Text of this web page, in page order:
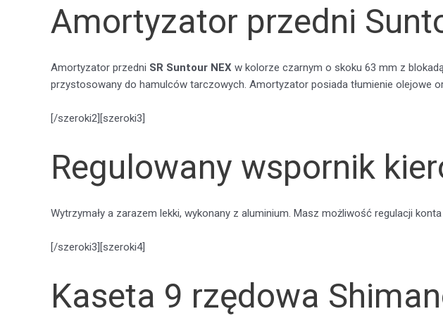
Amortyzator przedni
Amortyzator przedni SR Suntour NEX w kolorze czarnym o skoku 63 mm z
przystosowany do hamulców tarczowych. Amortyzator posiada tłumienie olejowe
[/szeroki2][szeroki3]
Regulowany wspornik
Wytrzymały a zarazem lekki, wykonany z aluminium. Masz możliwość regulacji
[/szeroki3][szeroki4]
Kaseta 9 rzędowa